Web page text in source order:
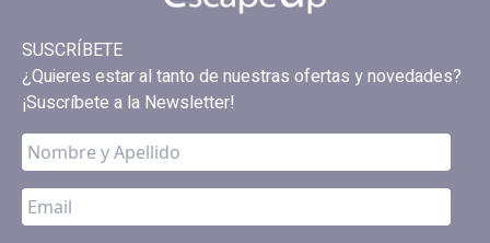
SUSCRÍBETE
¿Quieres estar al tanto de nuestras ofertas y novedades?
¡Suscríbete a la Newsletter!